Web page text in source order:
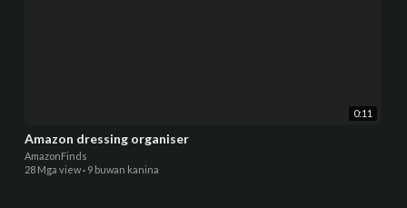
0:11
Amazon dressing organiser
AmazonFinds
28 Mga view· 9 buwan kanina